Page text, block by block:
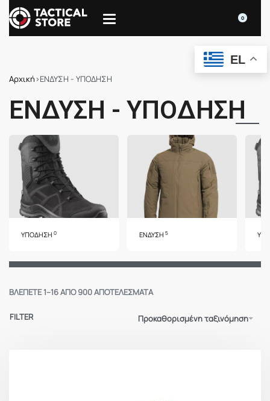
0
Αρχική›ΕΝΔΥΣΗ - ΥΠΟΔΗΣΗ
ΕΝΔΥΣΗ - ΥΠΟΔΗΣΗ
ΥΠΟΔΗΣΗ 0 ΕΝΔΥΣΗ 5
ΒΛΈΠΕΤΕ 1–16 ΑΠΌ 900 ΑΠΟΤΕΛΈΣΜΑΤΑ
Προκαθορισμένη ταξινόμηση
FILTER
EL